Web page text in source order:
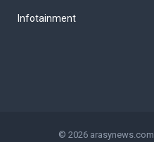
Infotainment
© 2026 arasynews.com